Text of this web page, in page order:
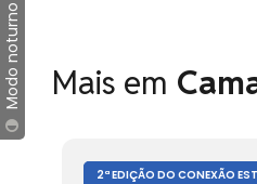
Modo noturno Mais em
2ª EDIÇÃO DO CONEXÃO